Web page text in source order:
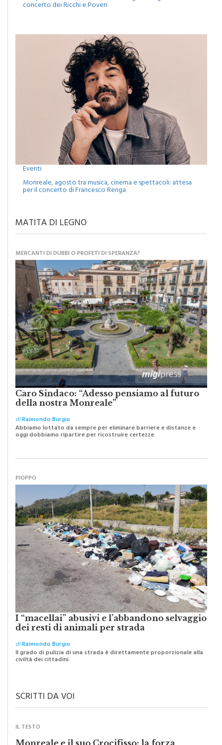
Monreale, agosto tra musica, cinema e spettacoli: attesa
per il concerto di Francesco Renga
Caro Sindaco: “Adesso pensiamo al futuro
della nostra Monreale”
diRaimondo Burgio
Abbiamo lottato da sempre per eliminare barriere e distanze e
oggi dobbiamo ripartire per ricostruire certezze
I “macellai” abusivi e l’abbandono selvaggio
dei resti di animali per strada
diRaimondo Burgio
Il grado di pulizia di una strada è direttamente proporzionale alla
civiltà dei cittadini
Monreale e il suo Crocifisso: la forza
silenziosa di una comunità